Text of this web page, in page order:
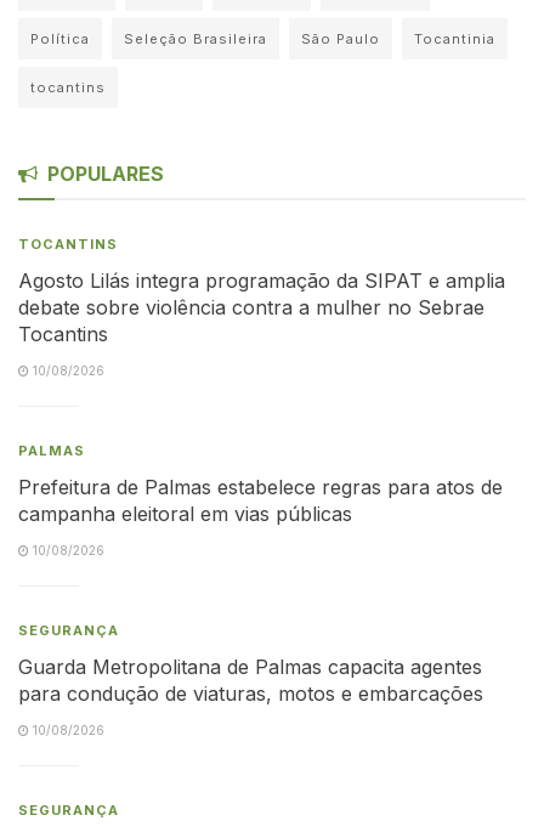
Política Seleção Brasileira São Paulo Tocantinia
tocantins
POPULARES
TOCANTINS
Agosto Lilás integra programação da SIPAT e amplia
debate sobre violência contra a mulher no Sebrae
Tocantins
10/08/2026
PALMAS
Prefeitura de Palmas estabelece regras para atos de
campanha eleitoral em vias públicas
10/08/2026
SEGURANÇA
Guarda Metropolitana de Palmas capacita agentes
para condução de viaturas, motos e embarcações
10/08/2026
SEGURANÇA